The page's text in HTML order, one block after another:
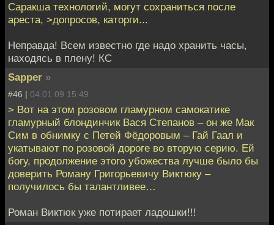
Саракша технологий, могут сохраниться после
ареста, >допросов, каторги...
Неправда! Всем известно где надо хранить часы,
находясь в плену! КС
Sapper »
#46 | 04.01.09 15:49
> Вот на этом розовом гламурном самокатике
гламурный блондинчик Вася Степанов – он же Мак
Сим в обнимку с Петей Фёдоровым – Гай Гаал и
укатывают по розовой дороге во вторую серию. Ей
богу, продолжение этого убожества лучше было бы
доверить Роману Григорьевичу Виктюку –
получилось бы талантливее…
Роман Виктюк уже потирает ладошки!!!